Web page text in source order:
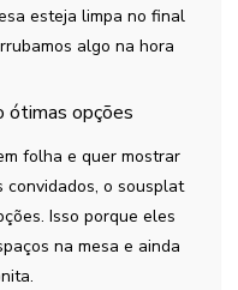
esteja limpa no final
algo na hora
ótimas opções
folha e quer mostrar
o sousplat
Isso porque eles
na mesa e ainda